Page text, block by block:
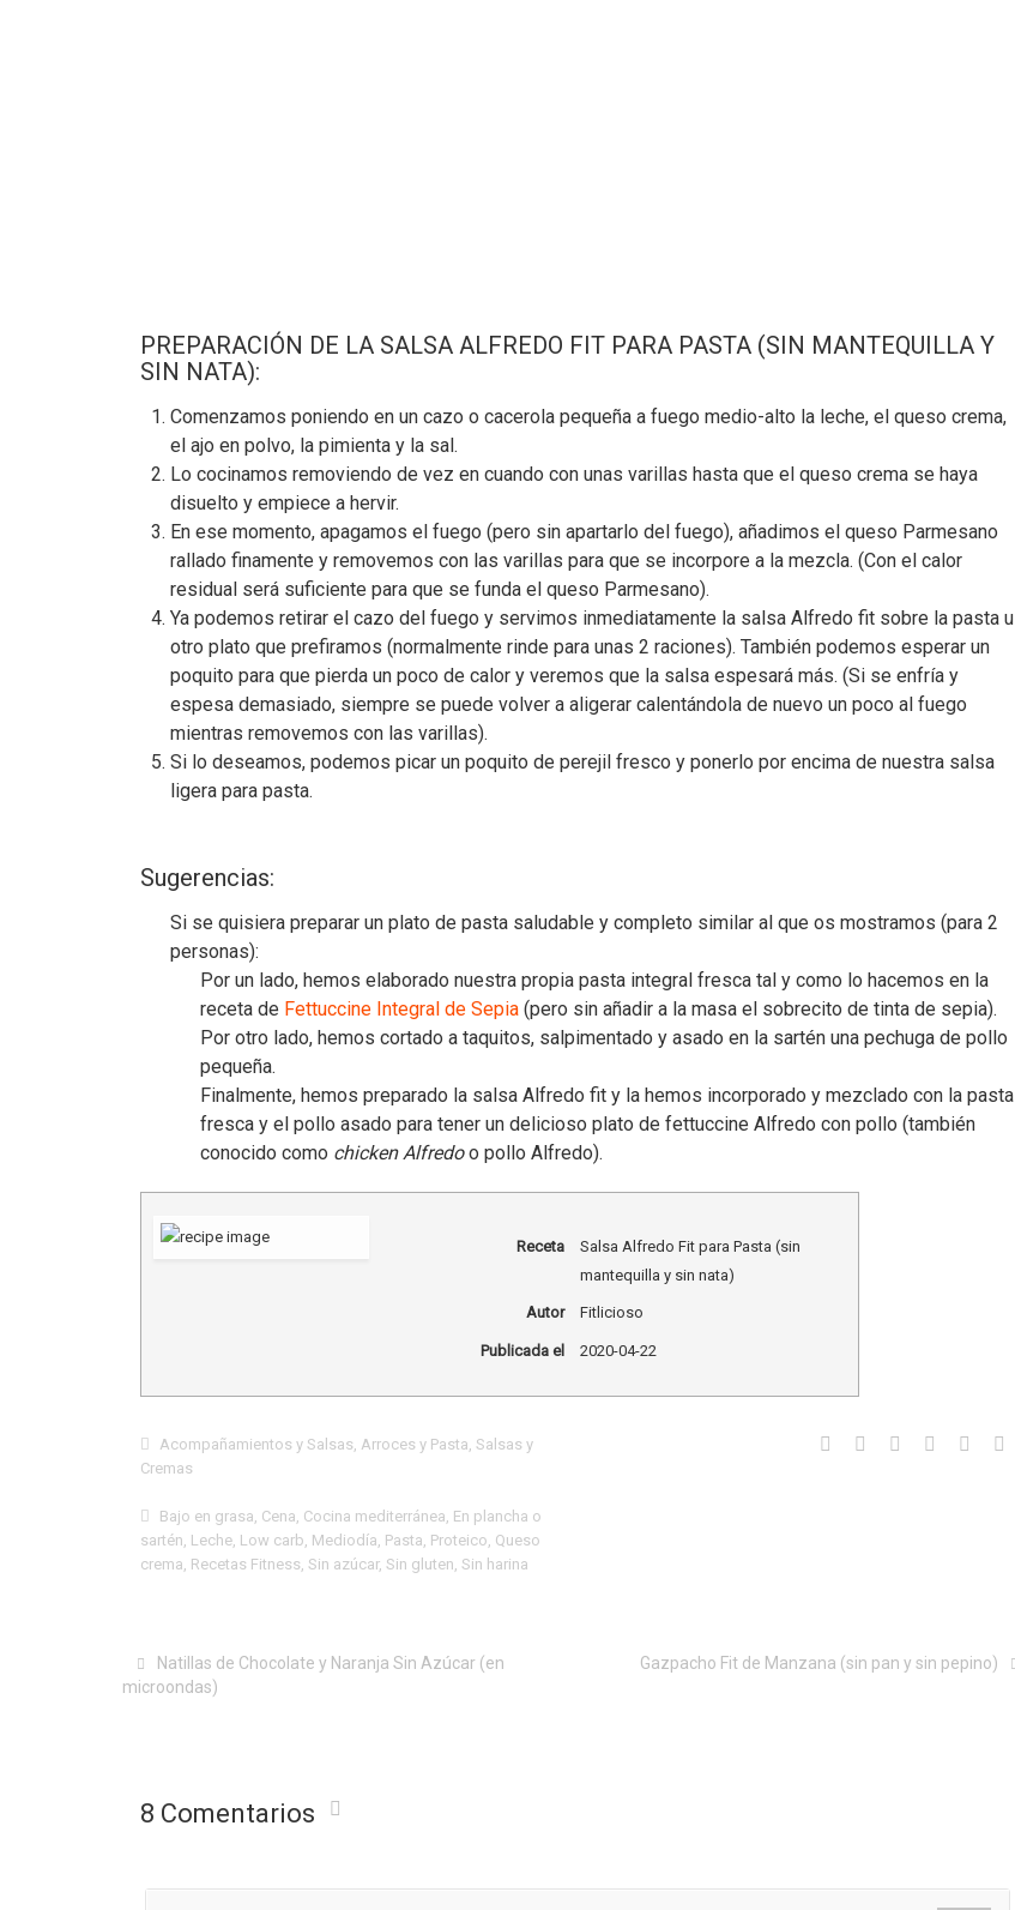
PREPARACIÓN DE LA SALSA ALFREDO FIT PARA PASTA (SIN MANTEQUILLA Y
SIN NATA):
Comenzamos poniendo en un cazo o cacerola pequeña a fuego medio-alto la leche, el queso crema,
el ajo en polvo, la pimienta y la sal.
Lo cocinamos removiendo de vez en cuando con unas varillas hasta que el queso crema se haya
disuelto y empiece a hervir.
En ese momento, apagamos el fuego (pero sin apartarlo del fuego), añadimos el queso Parmesano
rallado finamente y removemos con las varillas para que se incorpore a la mezcla. (Con el calor
residual será suficiente para que se funda el queso Parmesano).
Ya podemos retirar el cazo del fuego y servimos inmediatamente la salsa Alfredo fit sobre la pasta u
otro plato que prefiramos (normalmente rinde para unas 2 raciones). También podemos esperar un
poquito para que pierda un poco de calor y veremos que la salsa espesará más. (Si se enfría y
espesa demasiado, siempre se puede volver a aligerar calentándola de nuevo un poco al fuego
mientras removemos con las varillas).
Si lo deseamos, podemos picar un poquito de perejil fresco y ponerlo por encima de nuestra salsa
ligera para pasta.
Sugerencias:
Si se quisiera preparar un plato de pasta saludable y completo similar al que os mostramos (para 2
personas):
Por un lado, hemos elaborado nuestra propia pasta integral fresca tal y como lo hacemos en la
receta de Fettuccine Integral de Sepia (pero sin añadir a la masa el sobrecito de tinta de sepia).
Por otro lado, hemos cortado a taquitos, salpimentado y asado en la sartén una pechuga de pollo
pequeña.
Finalmente, hemos preparado la salsa Alfredo fit y la hemos incorporado y mezclado con la pasta
fresca y el pollo asado para tener un delicioso plato de fettuccine Alfredo con pollo (también
conocido como chicken Alfredoo pollo Alfredo).
Receta
Salsa Alfredo Fit para Pasta (sin
mantequilla y sin nata)
Autor Fitlicioso
Publicada el 2020-04-22
Acompañamientos y Salsas Arroces y Pasta Salsas y
Cremas
Bajo en grasa Cena Cocina mediterránea En plancha o
sartén Leche Low carb Mediodía Pasta Proteico Queso
crema Recetas Fitness Sin azúcar, Sin gluten Sin harina
Natillas de Chocolate y Naranja Sin Azúcar (en
microondas)
Gazpacho Fit de Manzana (sin pan y sin pepino)
8 Comentarios